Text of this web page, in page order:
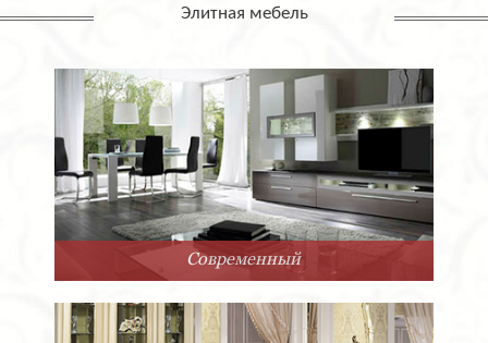
Элитная мебель
Арт-Деко